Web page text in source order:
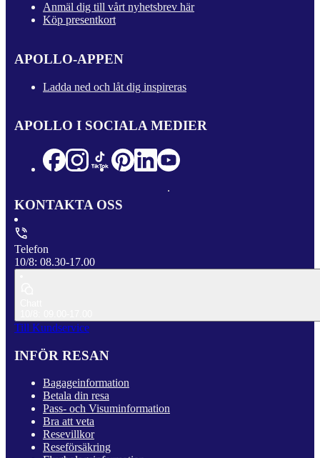
Anmäl dig till vårt nyhetsbrev här
Köp presentkort
APOLLO-APPEN
Ladda ned och låt dig inspireras
APOLLO I SOCIALA MEDIER
KONTAKTA OSS
Telefon
10/8: 08.30-17.00
Till Kundservice
INFÖR RESAN
Bagageinformation
Betala din resa
Pass- och Visuminformation
Bra att veta
Resevillkor
Reseförsäkring